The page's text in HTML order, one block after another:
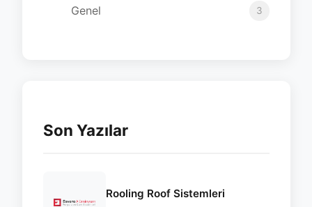
Genel 3
Son Yazılar
Rooling Roof Sistemleri